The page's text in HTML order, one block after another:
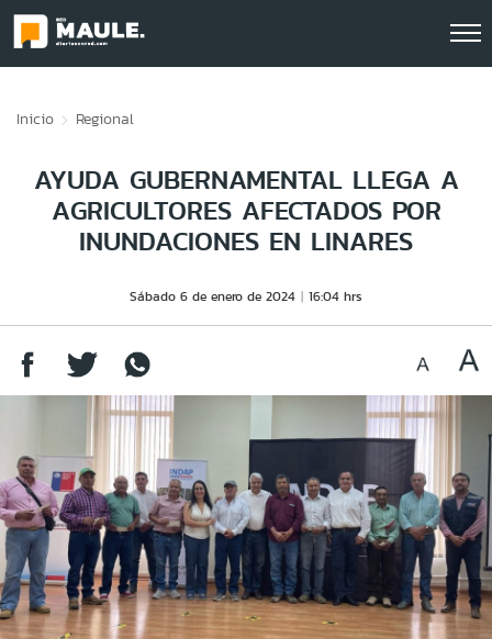
Inicio Regional
AYUDA GUBERNAMENTAL LLEGA A
AGRICULTORES AFECTADOS POR
INUNDACIONES EN LINARES
Sábado 6 de enero de 2024 16:04 hrs